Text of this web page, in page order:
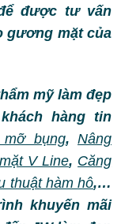
được tư vấn
gương mặt của
mỹ làm đẹp
hàng tin
mỡ bụng, Nâng
V Line, Căng
thuật hàm hô,…
khuyến mãi